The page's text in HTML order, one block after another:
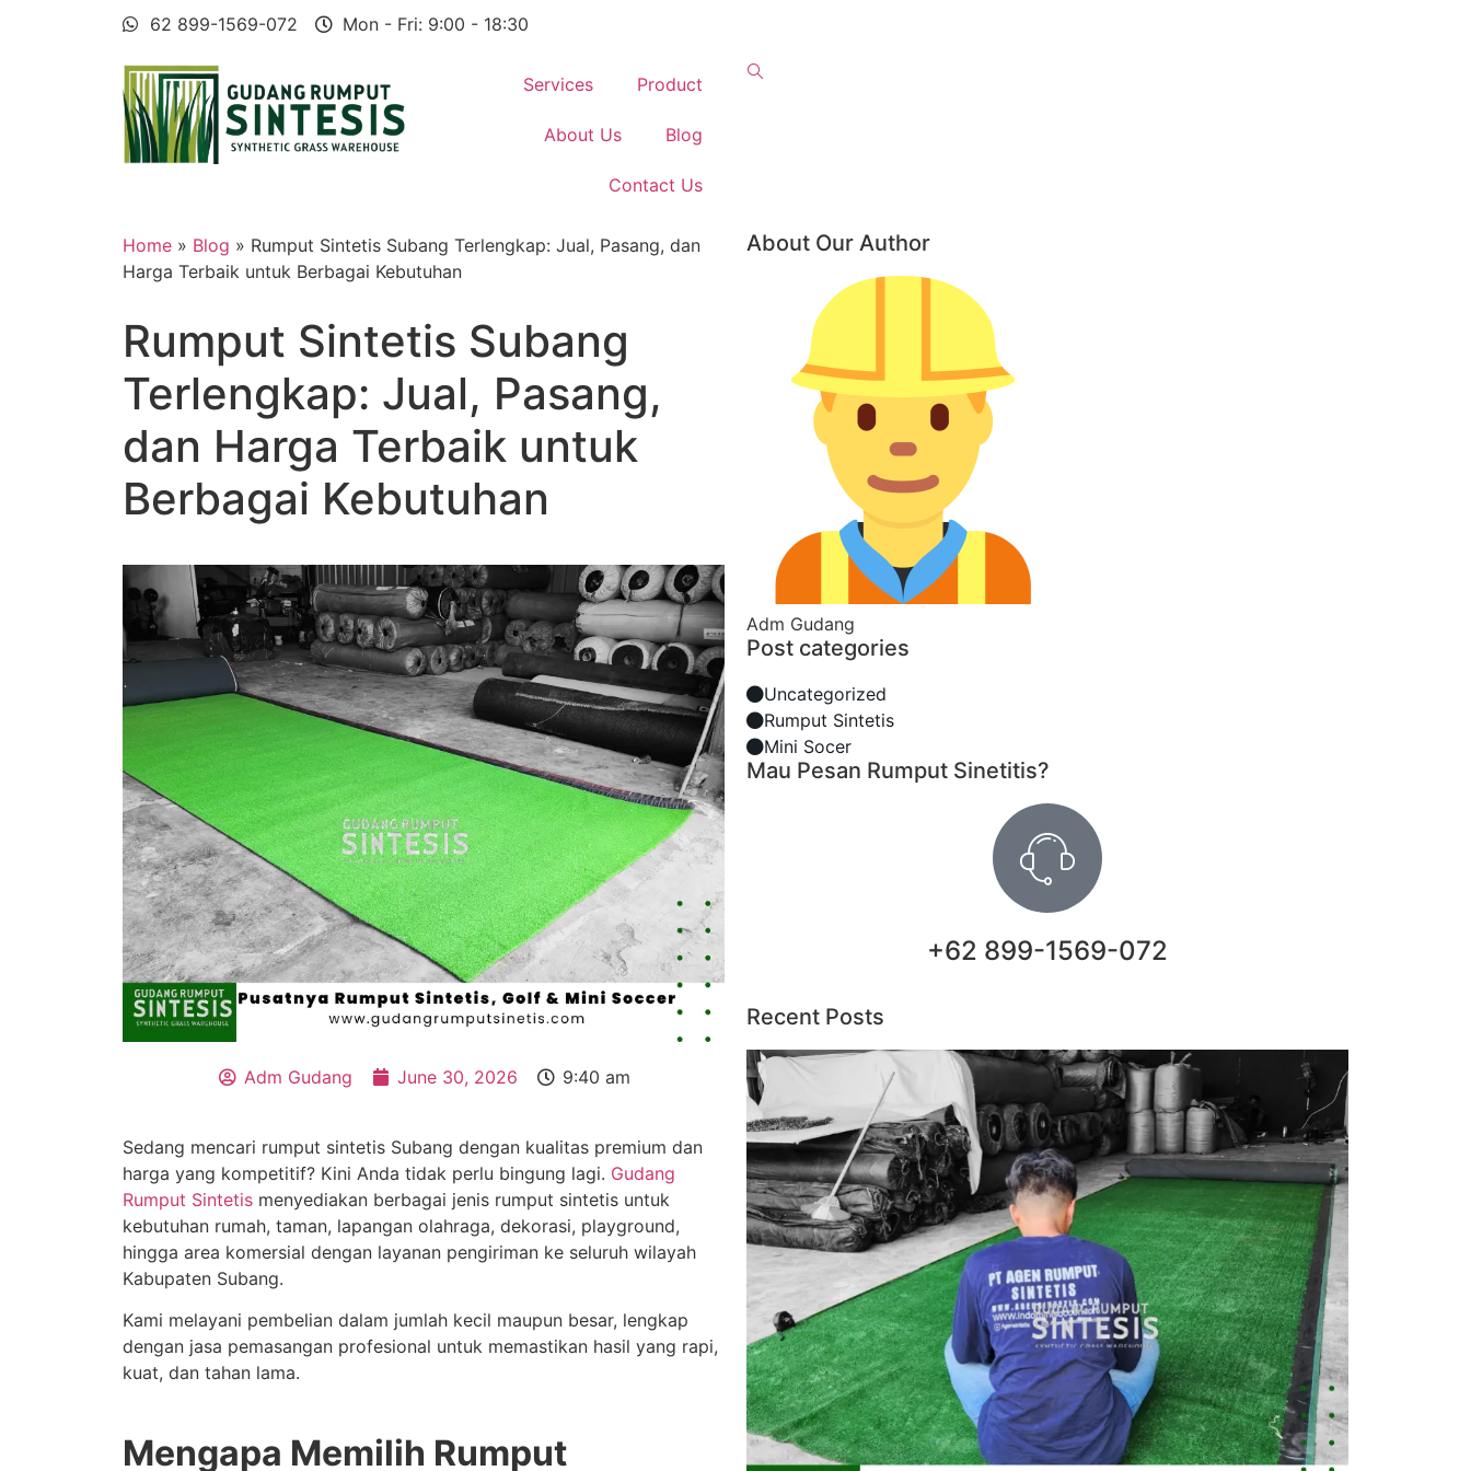
62 899-1569-072 Mon - Fri: 9:00 - 18:30
Services Product
About Us Blog
Contact Us
Home » Blog » Rumput Sintetis Subang Terlengkap: Jual, Pasang, dan
Harga Terbaik untuk Berbagai Kebutuhan
Rumput Sintetis Subang
Terlengkap: Jual, Pasang,
dan Harga Terbaik untuk
Berbagai Kebutuhan
Adm Gudang June 30, 2026 9:40 am
Sedang mencari rumput sintetis Subang dengan kualitas premium dan
harga yang kompetitif? Kini Anda tidak perlu bingung lagi. Gudang
Rumput Sintetis menyediakan berbagai jenis rumput sintetis untuk
kebutuhan rumah, taman, lapangan olahraga, dekorasi, playground,
hingga area komersial dengan layanan pengiriman ke seluruh wilayah
Kabupaten Subang.
Kami melayani pembelian dalam jumlah kecil maupun besar, lengkap
dengan jasa pemasangan profesional untuk memastikan hasil yang rapi,
kuat, dan tahan lama.
Mengapa Memilih Rumput
About Our Author
Adm Gudang
Post categories
Uncategorized
Rumput Sintetis
Mini Socer
Mau Pesan Rumput Sinetitis?
+62 899-1569-072
Recent Posts